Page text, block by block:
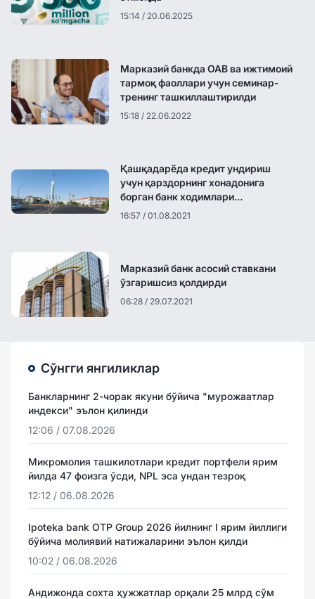
15:14 / 20.06.2025
Марказий банкда ОАВ ва ижтимоий
тармоқ фаоллари учун семинар-
тренинг ташкиллаштирилди
15:18 / 22.06.2022
Қашқадарёда кредит ундириш
учун қарздорнинг хонадонига
борган банк ходимлари
калтаклангани айтилмоқда
16:57 / 01.08.2021
Марказий банк асосий ставкани
ўзгаришсиз қолдирди
06:28 / 29.07.2021
Сўнгги янгиликлар
Банкларнинг 2-чорак якуни бўйича "мурожаатлар
индекси" эълон қилинди
12:06 / 07.08.2026
Микромолия ташкилотлари кредит портфели ярим
йилда 47 фоизга ўсди, NPL эса ундан тезроқ
12:12 / 06.08.2026
Ipoteka bank OTP Group 2026 йилнинг I ярим йиллиги
бўйича молиявий натижаларини эълон қилди
10:02 / 06.08.2026
Андижонда сохта ҳужжатлар орқали 25 млрд сўм